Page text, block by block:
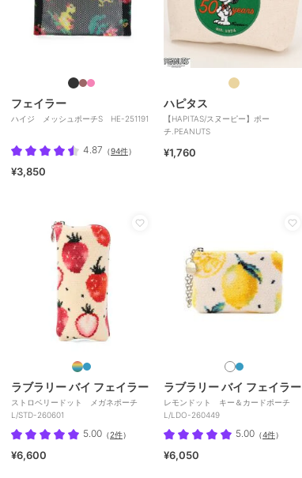
フェイラー
ハイジ メッシュポーチS HE-251191
4.87 （94件）
¥3,850
ハピタス
【HAPITAS/スヌーピー】ポー
チ.PEANUTS
¥1,760
ラブラリー バイ フェイラー
ストロベリードット メガネポーチ
L/STD-260601
5.00 （2件）
¥6,600
ラブラリー バイ フェイラー
レモンドット キー＆カードポーチ
L/LDO-260449
5.00 （4件）
¥6,050